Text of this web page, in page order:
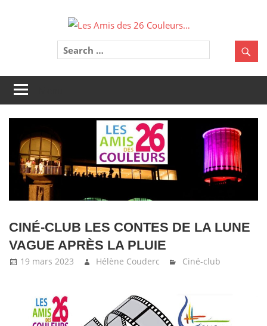
Amis
des
26
à
partager
!
CINÉ-CLUB LES CONTES DE LA LUNE
VAGUE APRÈS LA PLUIE
19 mars 2023 Hélène Couderc Ciné-club